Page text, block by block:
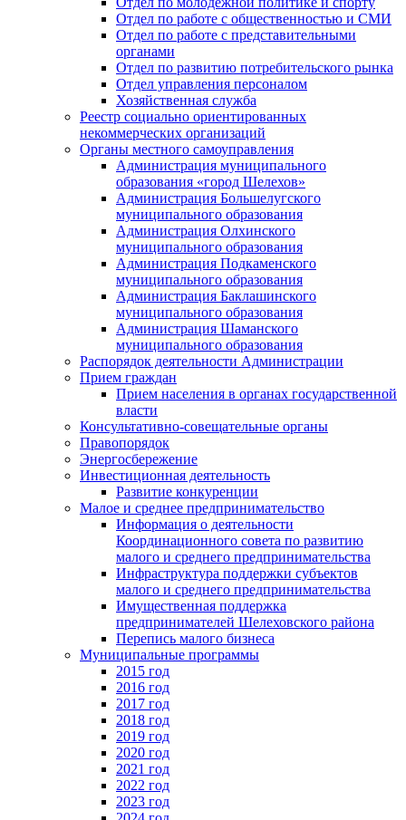
Отдел по работе с общественностью и СМИ
Отдел по работе с представительными
органами
Отдел по развитию потребительского рынка
Отдел управления персоналом
Хозяйственная служба
Реестр социально ориентированных
некоммерческих организаций
Органы местного самоуправления
Администрация муниципального
образования «город Шелехов»
Администрация Большелугского
муниципального образования
Администрация Олхинского
муниципального образования
Администрация Подкаменского
муниципального образования
Администрация Баклашинского
муниципального образования
Администрация Шаманского
муниципального образования
Распорядок деятельности Администрации
Прием граждан
Прием населения в органах государственной
власти
Консультативно-совещательные органы
Правопорядок
Энергосбережение
Инвестиционная деятельность
Развитие конкуренции
Малое и среднее предпринимательство
Информация о деятельности
Координационного совета по развитию
малого и среднего предпринимательства
Инфраструктура поддержки субъектов
малого и среднего предпринимательства
Имущественная поддержка
предпринимателей Шелеховского района
Перепись малого бизнеса
Муниципальные программы
2015 год
2016 год
2017 год
2018 год
2019 год
2020 год
2021 год
2022 год
2023 год